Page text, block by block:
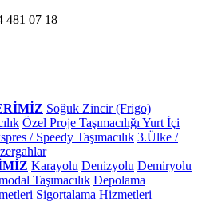
481 07 18
Soğuk Zincir (Frigo)
Özel Proje Taşımacılığı Yurt İçi
/ Speedy Taşımacılık 3.Ülke /
Karayolu Denizyolu Demiryolu
Taşımacılık Depolama
Sigortalama Hizmetleri